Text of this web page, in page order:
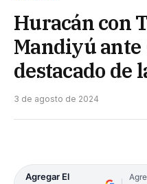
Huracán con
Mandiyú ante
destacado de
3 de agosto de 2024
Agregar El